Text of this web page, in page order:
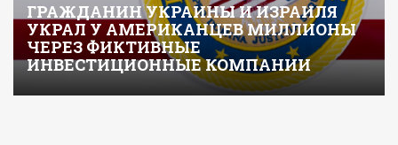
ГРАЖДАНИН УКРАИНЫ И ИЗРАИЛЯ
УКРАЛ У АМЕРИКАНЦЕВ МИЛЛИОНЫ
ЧЕРЕЗ ФИКТИВНЫЕ
ИНВЕСТИЦИОННЫЕ КОМПАНИИ